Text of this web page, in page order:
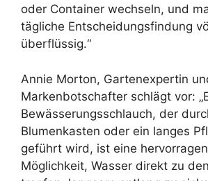
oder Container wechseln, und
tägliche Entscheidungsfindung
überflüssig.“
Annie Morton, Gartenexpertin
Markenbotschafter schlägt vor:
Bewässerungsschlauch, der
Blumenkasten oder ein langes
geführt wird, ist eine
Möglichkeit, Wasser direkt zu